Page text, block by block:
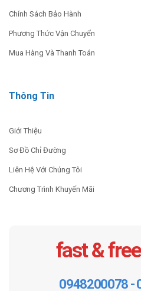
Máy Khoan GBM 350
770.000₫
Chính Sách Bảo Hành
Phương Thức Vận Chuyển
Mua Hàng Và Thanh Toán
Thông Tin
Giới Thiệu
Sơ Đồ Chỉ Đường
Liên Hệ Với Chúng Tôi
Chương Trình Khuyến Mãi
fast &
0948200078 -